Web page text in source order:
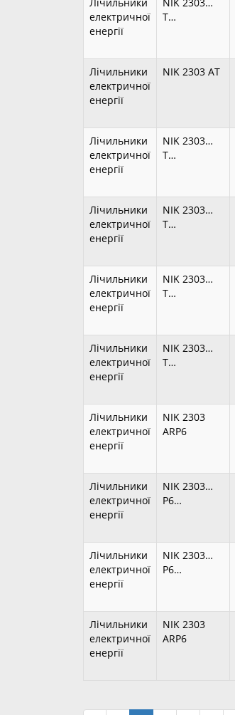
електричної
енергії
T…
Лічильники
електричної
енергії
NIK 2303 AT
Лічильники
електричної
енергії
NIK 2303…
T…
Лічильники
електричної
енергії
NIK 2303…
T…
Лічильники
електричної
енергії
NIK 2303…
T…
Лічильники
електричної
енергії
NIK 2303…
T…
Лічильники
електричної
енергії
NIK 2303
ARP6
Лічильники
електричної
енергії
NIK 2303…
P6…
Лічильники
електричної
енергії
NIK 2303…
P6…
Лічильники
електричної
енергії
NIK 2303
ARP6